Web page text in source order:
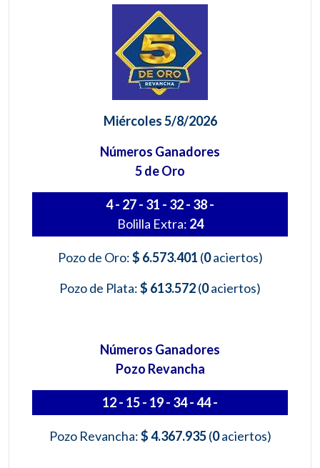
Miércoles 5/8/2026
Números Ganadores
5 de Oro
4 - 27 - 31 - 32 - 38 -
Bolilla Extra: 24
Pozo de Oro:$ 6.573.401 (0aciertos)
Pozo de Plata:$ 613.572(0aciertos)
Números Ganadores
Pozo Revancha
12 - 15 - 19 - 34 - 44 -
Pozo Revancha:$ 4.367.935(0aciertos)